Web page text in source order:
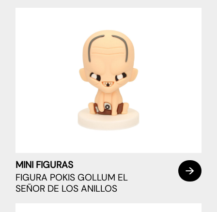
MINI FIGURAS
FIGURA POKIS GOLLUM EL
SEÑOR DE LOS ANILLOS